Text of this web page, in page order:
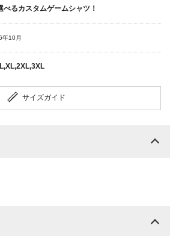
るカスタムゲームシャツ！
年10月
サイズガイド